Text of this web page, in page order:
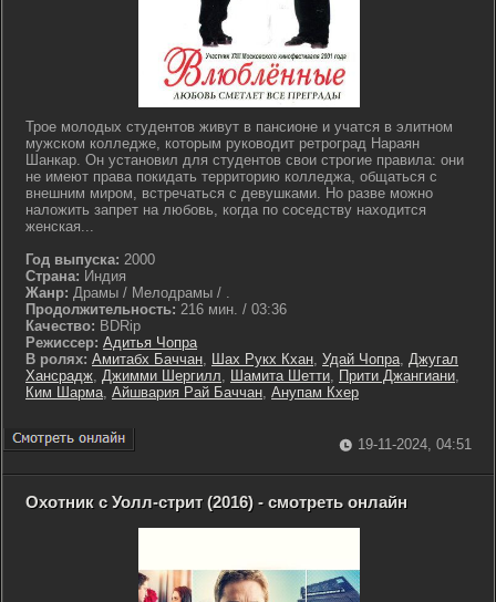
Трое молодых студентов живут в пансионе и учатся в элитном
мужском колледже, которым руководит ретроград Нараян
Шанкар. Он установил для студентов свои строгие правила: они
не имеют права покидать территорию колледжа, общаться с
внешним миром, встречаться с девушками. Но разве можно
наложить запрет на любовь, когда по соседству находится
женская...
Год выпуска: 2000
Страна: Индия
Жанр: Драмы / Мелодрамы / .
Продолжительность: 216 мин. / 03:36
Качество: BDRip
Режиссер: Адитья Чопра
В ролях: Амитабх Баччан, Шах Рукх Кхан, Удай Чопра, Джугал
Хансрадж, Джимми Шергилл, Шамита Шетти, Прити Джангиани,
Ким Шарма, Айшвария Рай Баччан, Анупам Кхер
19-11-2024, 04:51
Охотник с Уолл-стрит (2016) - смотреть онлайн